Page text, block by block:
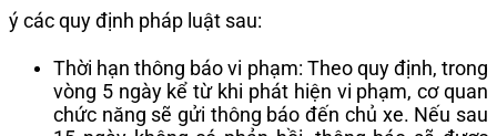
ý các quy định pháp luật sau:
Thời hạn thông báo vi phạm: Theo quy định, trong
vòng 5 ngày kể từ khi phát hiện vi phạm, cơ quan
chức năng sẽ gửi thông báo đến chủ xe. Nếu sau